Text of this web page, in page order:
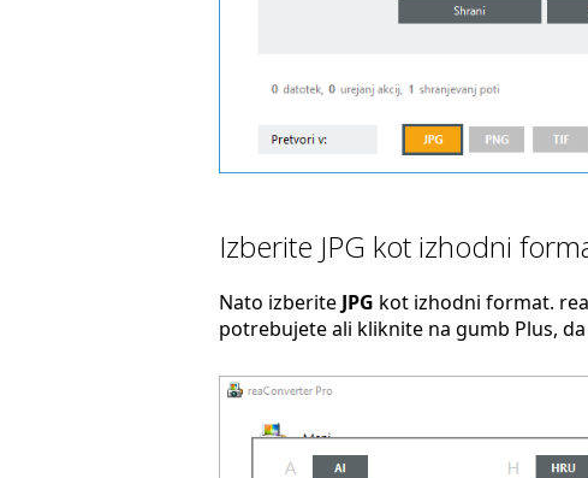
Izberite JPG kot izhodni
Nato izberite JPG kot izhodni format.
potrebujete ali kliknite na gumb Plus,